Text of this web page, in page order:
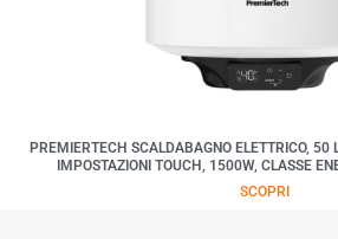
PREMIERTECH SCALDABAGNO ELETTRICO, 50
IMPOSTAZIONI TOUCH, 1500W, CLASSE
SCOPRI